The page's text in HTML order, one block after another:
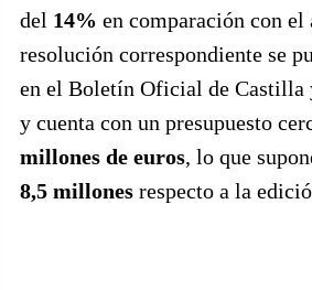
del 14% en comparación con el
resolución correspondiente se
en el Boletín Oficial de Castilla
y cuenta con un presupuesto
millones de euros, lo que
8,5 millones respecto a la